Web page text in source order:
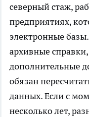
северный стаж,
предприятиях,
электронные
архивные
дополнительные
обязан
данных. Если с
несколько лет,